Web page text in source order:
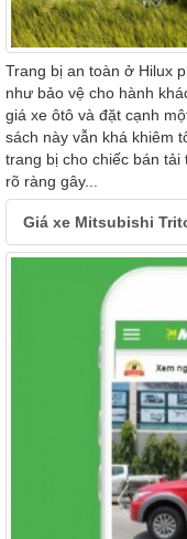
Trang bị an toàn ở Hilux
như bảo vệ cho hành
giá xe ôtô và đặt cạnh
sách này vẫn khá khiêm
trang bị cho chiếc bán
rõ ràng gây...
Giá xe Mitsubishi